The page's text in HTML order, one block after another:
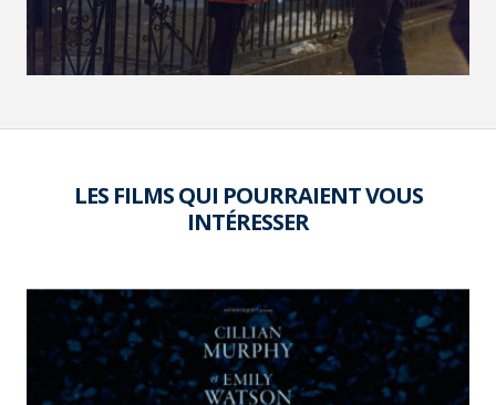
LES FILMS QUI POURRAIENT VOUS
INTÉRESSER